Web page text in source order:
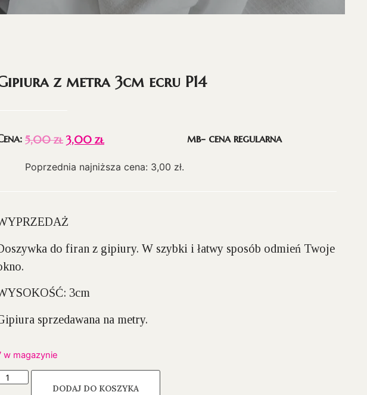
z metra 3cm ecru P14
5,00zł 3,00 zł
Poprzednia najniższa cena: 3,00 zł.
mb- cena regularna
do firan z gipiury. W szybki i łatwy sposób odmień Twoje
3cm
sprzedawana na metry.
w magazynie
DODAJ DO KOSZYKA